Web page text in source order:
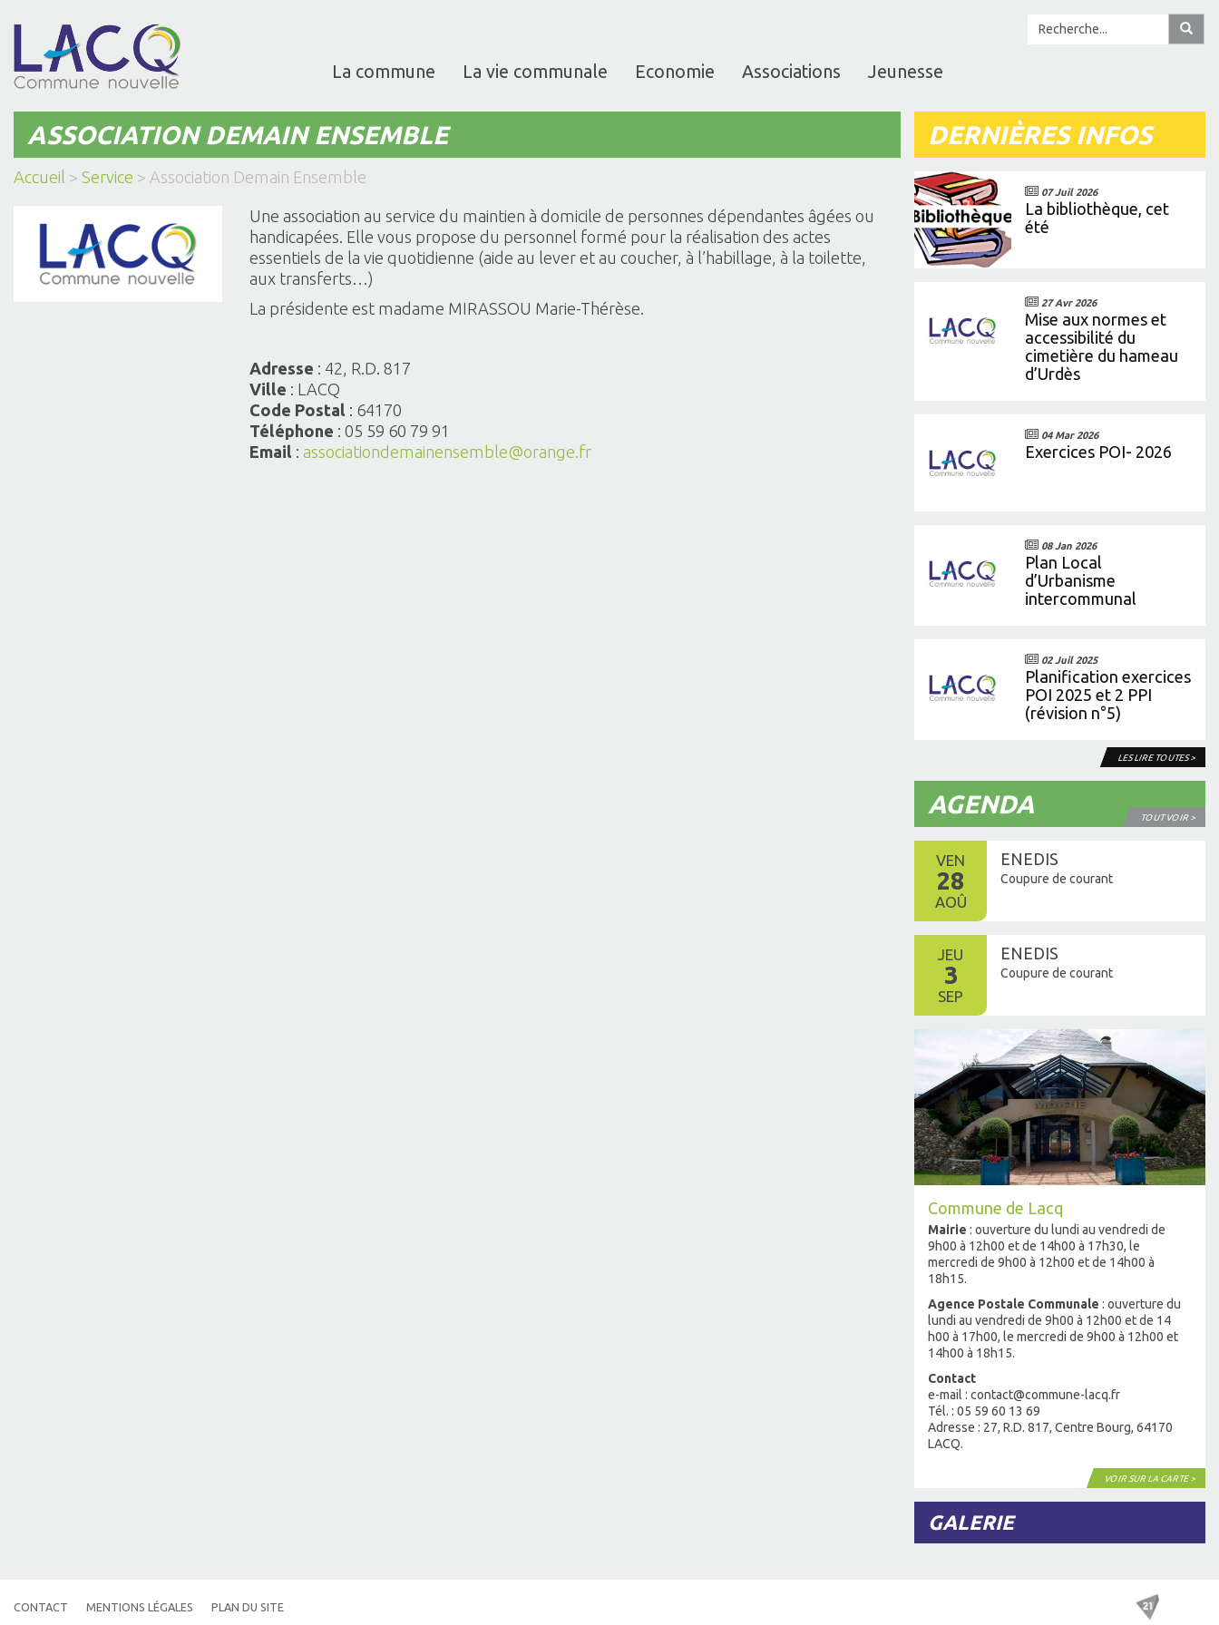
La commune La vie communale Economie Associations Jeunesse
ASSOCIATION DEMAIN ENSEMBLE
Accueil > Service > Association Demain Ensemble
Une association au service du maintien à domicile de personnes dépendantes âgées ou
handicapées. Elle vous propose du personnel formé pour la réalisation des actes
essentiels de la vie quotidienne (aide au lever et au coucher, à l’habillage, à la toilette,
aux transferts…)
La présidente est madame MIRASSOU Marie-Thérèse.
Adresse : 42, R.D. 817
Ville : LACQ
Code Postal : 64170
Téléphone : 05 59 60 79 91
Email : associationdemainensemble@orange.fr
DERNIÈRES INFOS
07 Juil 2026
La bibliothèque, cet
été
27 Avr 2026
Mise aux normes et
accessibilité du
cimetière du hameau
d’Urdès
04 Mar 2026
Exercices POI- 2026
08 Jan 2026
Plan Local
d’Urbanisme
intercommunal
02 Juil 2025
Planification exercices
POI 2025 et 2 PPI
(révision n°5)
LES LIRE TOUTES >
AGENDA TOUT VOIR >
VEN
28
AOÛ
ENEDIS
Coupure de courant
JEU
3
SEP
ENEDIS
Coupure de courant
Commune de Lacq
Mairie : ouverture du lundi au vendredi de
9h00 à 12h00 et de 14h00 à 17h30, le
mercredi de 9h00 à 12h00 et de 14h00 à
18h15.
Agence Postale Communale : ouverture du
lundi au vendredi de 9h00 à 12h00 et de 14
h00 à 17h00, le mercredi de 9h00 à 12h00 et
14h00 à 18h15.
Contact
e-mail : contact@commune-lacq.fr
Tél. : 05 59 60 13 69
Adresse : 27, R.D. 817, Centre Bourg, 64170
LACQ.
VOIR SUR LA CARTE >
GALERIE
CONTACT MENTIONS LÉGALES PLAN DU SITE